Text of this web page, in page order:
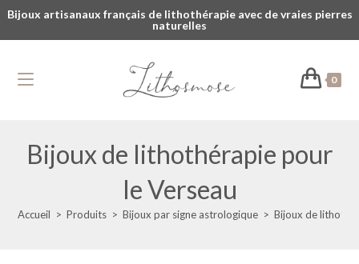
Bijoux artisanaux français de lithothérapie avec de vraies pierres
naturelles
0
Bijoux de lithothérapie pour
le Verseau
Accueil > Produits > Bijoux par signe astrologique > Bijoux de